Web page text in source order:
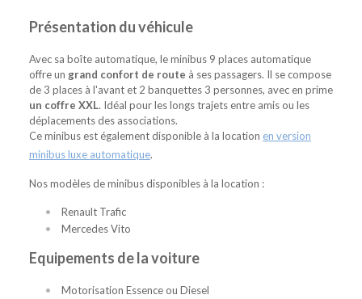
Présentation du véhicule
Avec sa boîte automatique, le minibus 9 places automatique
offre un grand confort de route à ses passagers. Il se compose
de 3 places à l'avant et 2 banquettes 3 personnes, avec en prime
un coffre XXL. Idéal pour les longs trajets entre amis ou les
déplacements des associations.
Ce minibus est également disponible à la location en version
minibus luxe automatique.
Nos modèles de minibus disponibles à la location :
Renault Trafic
Mercedes Vito
Equipements de la voiture
Motorisation Essence ou Diesel